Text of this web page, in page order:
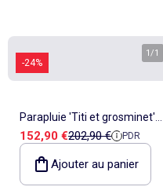
-24%
1 /1
Parapluie 'Titi et grosminet'
– Porte Star – Looney Tunes
Prix de vente
152,90 €Prix de référence
202,90 € PDR
Ajouter au panier